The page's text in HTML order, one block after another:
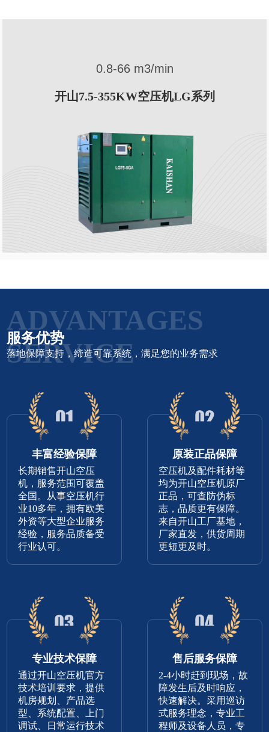
0.8-66 m3/min
开山7.5-355KW空压机LG系列
ADVANTAGES
SERVICE
服务优势
落地保障支持，缔造可靠系统，满足您的业务需求
丰富经验保障
长期销售开山空压
机，服务范围可覆盖
全国。从事空压机行
业10多年，拥有欧美
外资等大型企业服务
经验，服务品质备受
行业认可。
原装正品保障
空压机及配件耗材等
均为开山空压机原厂
正品，可查防伪标
志，品质更有保障。
来自开山工厂基地，
厂家直发，供货周期
更短更及时。
专业技术保障
通过开山空压机官方
技术培训要求，提供
机房规划、产品选
型、系统配置、上门
调试、日常运行技术
售后服务保障
2-4小时赶到现场，故
障发生后及时响应，
快速解决。采用巡访
式服务理念，专业工
程师及设备人员，专